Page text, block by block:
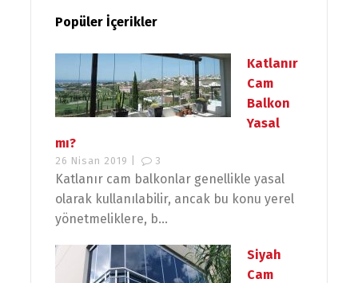
Popüler İçerikler
Katlanır
Cam
Balkon
Yasal
mı?
26 Nisan 2019 | 3
Katlanır cam balkonlar genellikle yasal
olarak kullanılabilir, ancak bu konu yerel
yönetmeliklere, b...
Siyah
Cam